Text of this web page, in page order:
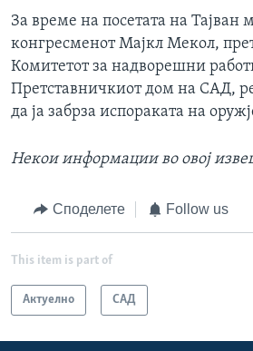
За време на посетата на Тајван
конгресменот Мајкл Мекол,
Комитетот за надворешни
Претставничкиот дом на САД,
да ја забрза испораката на
Некои информации во овој
Споделете Follow us
This item is part of
Актуелно САД